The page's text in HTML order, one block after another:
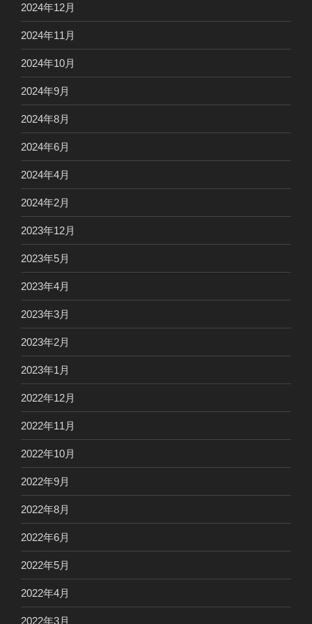
2024年12月
2024年11月
2024年10月
2024年9月
2024年8月
2024年6月
2024年4月
2024年2月
2023年12月
2023年5月
2023年4月
2023年3月
2023年2月
2023年1月
2022年12月
2022年11月
2022年10月
2022年9月
2022年8月
2022年6月
2022年5月
2022年4月
2022年3月